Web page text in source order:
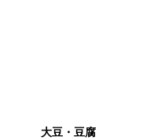
大豆・豆腐